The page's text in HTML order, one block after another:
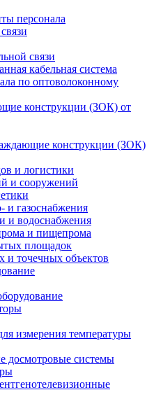
персонала
связи
кабельная система
по оптоволоконному
конструкции (ЗОК) от
конструкции (ЗОК)
и логистики
и сооружений
и газоснабжения
и водоснабжения
и пищепрома
площадок
и точечных объектов
измерения температуры
досмотровые системы